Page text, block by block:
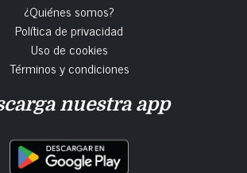
¿Quiénes somos?
Política de privacidad
Uso de cookies
Términos y condiciones
nuestra app